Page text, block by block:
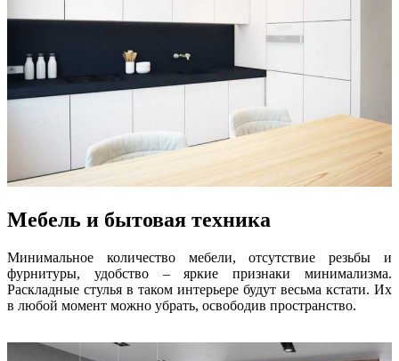
Мебель и бытовая техника
Минимальное количество мебели, отсутствие резьбы и
фурнитуры, удобство – яркие признаки минимализма.
Раскладные стулья в таком интерьере будут весьма кстати. Их
в любой момент можно убрать, освободив пространство.